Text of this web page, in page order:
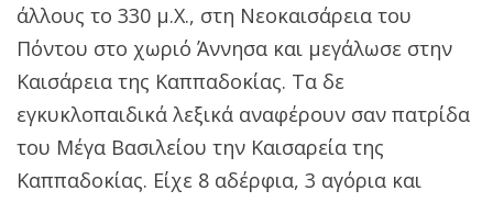
άλλους το 330 μ.Χ., στη Νεοκαισάρεια του
Πόντου στο χωριό Άννησα και μεγάλωσε στην
Καισάρεια της Καππαδοκίας. Τα δε
εγκυκλοπαιδικά λεξικά αναφέρουν σαν πατρίδα
του Μέγα Βασιλείου την Καισαρεία της
Καππαδοκίας. Είχε 8 αδέρφια, 3 αγόρια και